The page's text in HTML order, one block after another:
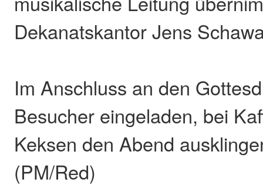
Dekanatskantor Jens
Im Anschluss an den
Besucher eingeladen, bei
Keksen den Abend
(PM/Red)